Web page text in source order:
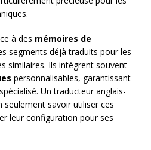
à des mémoires de
segments déjà traduits pour les
similaires. Ils intègrent souvent
personnalisables, garantissant
Un traducteur anglais-
savoir utiliser ces
leur configuration pour ses